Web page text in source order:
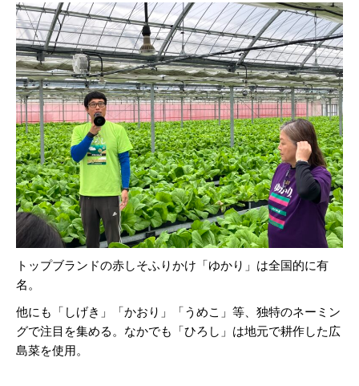
トップブランドの赤しそふりかけ「ゆかり」は全国的に有
名。
他にも「しげき」「かおり」「うめこ」等、独特のネーミン
グで注目を集める。なかでも「ひろし」は地元で耕作した広
島菜を使用。